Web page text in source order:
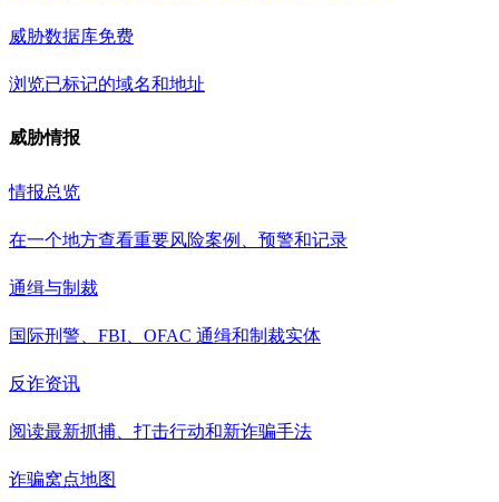
威胁数据库免费
浏览已标记的域名和地址
威胁情报
情报总览
在一个地方查看重要风险案例、预警和记录
通缉与制裁
国际刑警、FBI、OFAC 通缉和制裁实体
反诈资讯
阅读最新抓捕、打击行动和新诈骗手法
诈骗窝点地图